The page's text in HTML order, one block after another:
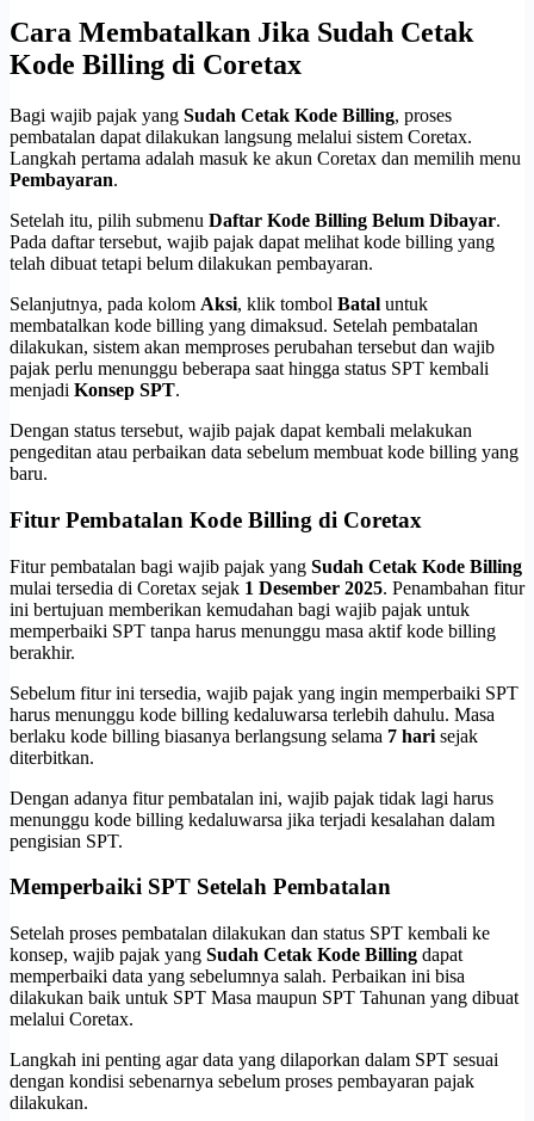
Cara Membatalkan Jika Sudah Cetak
Kode Billing di Coretax
Bagi wajib pajak yang Sudah Cetak Kode Billing, proses
pembatalan dapat dilakukan langsung melalui sistem Coretax.
Langkah pertama adalah masuk ke akun Coretax dan memilih menu
Pembayaran.
Setelah itu, pilih submenu Daftar Kode Billing Belum Dibayar.
Pada daftar tersebut, wajib pajak dapat melihat kode billing yang
telah dibuat tetapi belum dilakukan pembayaran.
Selanjutnya, pada kolom Aksi, klik tombol Batal untuk
membatalkan kode billing yang dimaksud. Setelah pembatalan
dilakukan, sistem akan memproses perubahan tersebut dan wajib
pajak perlu menunggu beberapa saat hingga status SPT kembali
menjadi Konsep SPT.
Dengan status tersebut, wajib pajak dapat kembali melakukan
pengeditan atau perbaikan data sebelum membuat kode billing yang
baru.
Fitur Pembatalan Kode Billing di Coretax
Fitur pembatalan bagi wajib pajak yang Sudah Cetak Kode Billing
mulai tersedia di Coretax sejak 1 Desember 2025. Penambahan fitur
ini bertujuan memberikan kemudahan bagi wajib pajak untuk
memperbaiki SPT tanpa harus menunggu masa aktif kode billing
berakhir.
Sebelum fitur ini tersedia, wajib pajak yang ingin memperbaiki SPT
harus menunggu kode billing kedaluwarsa terlebih dahulu. Masa
berlaku kode billing biasanya berlangsung selama 7 hari sejak
diterbitkan.
Dengan adanya fitur pembatalan ini, wajib pajak tidak lagi harus
menunggu kode billing kedaluwarsa jika terjadi kesalahan dalam
pengisian SPT.
Memperbaiki SPT Setelah Pembatalan
Setelah proses pembatalan dilakukan dan status SPT kembali ke
konsep, wajib pajak yang Sudah Cetak Kode Billing dapat
memperbaiki data yang sebelumnya salah. Perbaikan ini bisa
dilakukan baik untuk SPT Masa maupun SPT Tahunan yang dibuat
melalui Coretax.
Langkah ini penting agar data yang dilaporkan dalam SPT sesuai
dengan kondisi sebenarnya sebelum proses pembayaran pajak
dilakukan.